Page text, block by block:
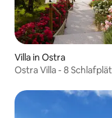
Villa in Ostra
Ostra Villa - 8